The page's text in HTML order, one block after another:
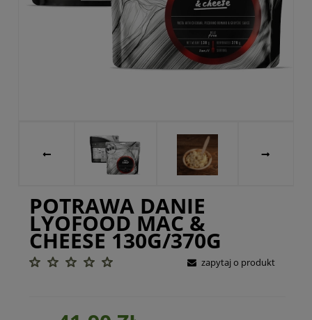
POTRAWA DANIE
LYOFOOD MAC &
CHEESE 130G/370G
zapytaj o produkt